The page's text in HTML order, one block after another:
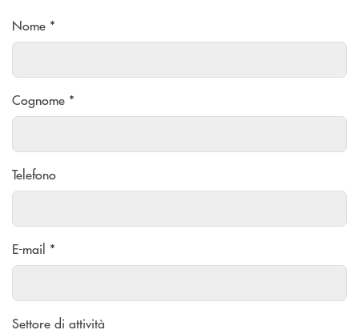
Nome *
Cognome *
Telefono
E-mail *
Settore di attività